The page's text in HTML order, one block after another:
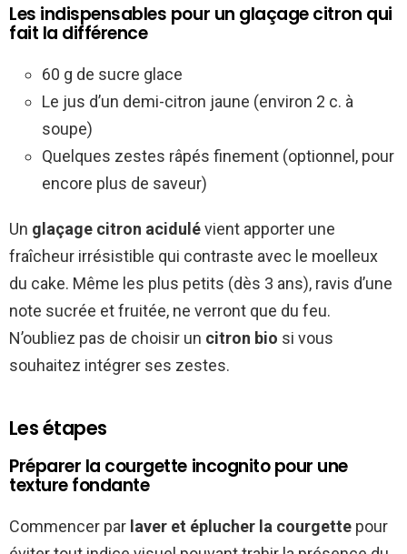
Les indispensables pour un glaçage citron qui
fait la différence
60 g de sucre glace
Le jus d’un demi-citron jaune (environ 2 c. à
soupe)
Quelques zestes râpés finement (optionnel, pour
encore plus de saveur)
Un glaçage citron acidulévient apporter une
fraîcheur irrésistible qui contraste avec le moelleux
du cake. Même les plus petits (dès 3 ans), ravis d’une
note sucrée et fruitée, ne verront que du feu.
N’oubliez pas de choisir un citron bio si vous
souhaitez intégrer ses zestes.
Les étapes
Préparer la courgette incognito pour une
texture fondante
Commencer par laver et éplucher la courgette pour